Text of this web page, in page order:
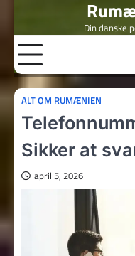
content
Din danske
ALT OM RUMÆNIEN
Sikker at
april 5, 2026